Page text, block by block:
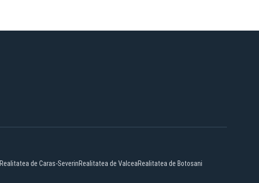
Realitatea de Caras-SeverinRealitatea de ValceaRealitatea de Botosani